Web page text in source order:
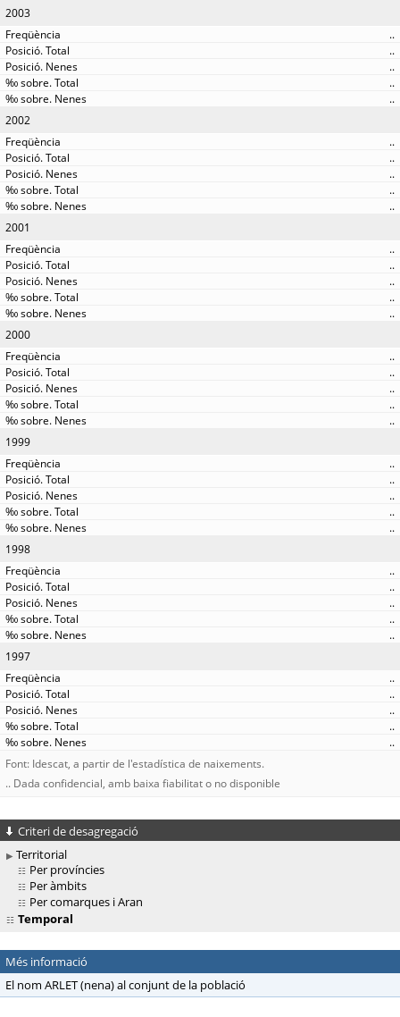
2003
..
..
..
..
..
2002
..
..
..
..
..
2001
..
..
..
..
..
2000
..
..
..
..
..
1999
..
..
..
..
..
1998
..
..
..
..
..
1997
..
..
..
..
..
Font: Idescat, a partir de l'estadística de naixements.
.. Dada confidencial, amb baixa fiabilitat o no disponible
Criteri de desagregació
Territorial
Per províncies
Per àmbits
Per comarques i Aran
Temporal
Més informació
El nom ARLET (nena) al conjunt de la població